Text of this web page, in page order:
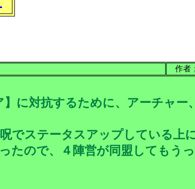
作者
に対抗するために、アーチャー
でステータスアップしている上
たので、４陣営が同盟してもう